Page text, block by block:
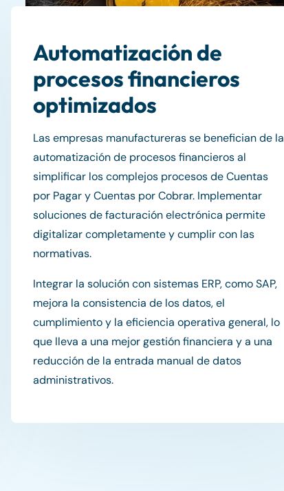
Automatización de
procesos financieros
optimizados
Las empresas manufactureras se benefician de la
automatización de procesos financieros al
simplificar los complejos procesos de Cuentas
por Pagar y Cuentas por Cobrar. Implementar
soluciones de facturación electrónica permite
digitalizar completamente y cumplir con las
normativas.
Integrar la solución con sistemas ERP, como SAP,
mejora la consistencia de los datos, el
cumplimiento y la eficiencia operativa general, lo
que lleva a una mejor gestión financiera y a una
reducción de la entrada manual de datos
administrativos.